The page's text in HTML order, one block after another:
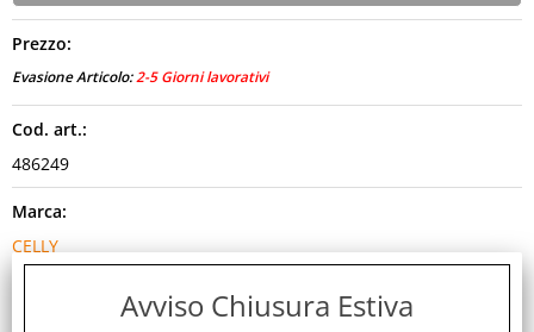
Prezzo:
Evasione Articolo:2-5 Giorni lavorativi
Cod. art.:
486249
Marca:
CELLY
Avviso Chiusura Estiva